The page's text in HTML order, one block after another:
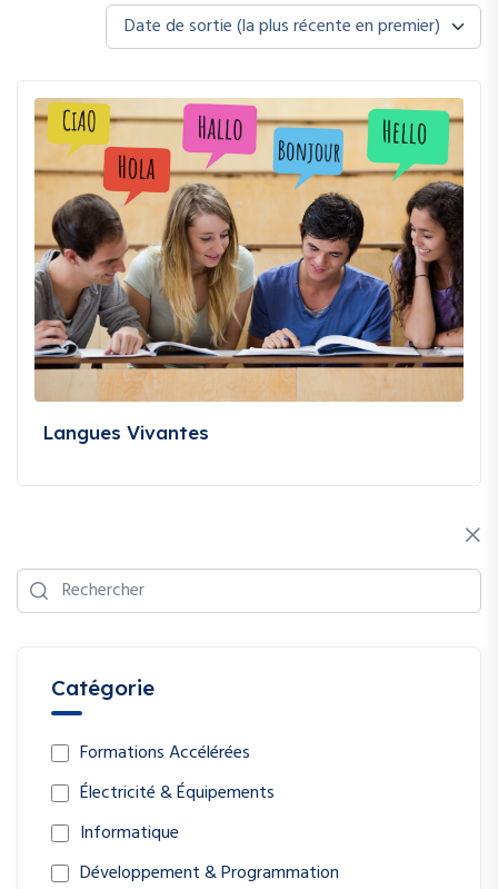
Catégorie
Formations Accélérées
Électricité & Équipements
Informatique
Développement & Programmation
Date de sortie (la plus récente en premier)
Langues Vivantes